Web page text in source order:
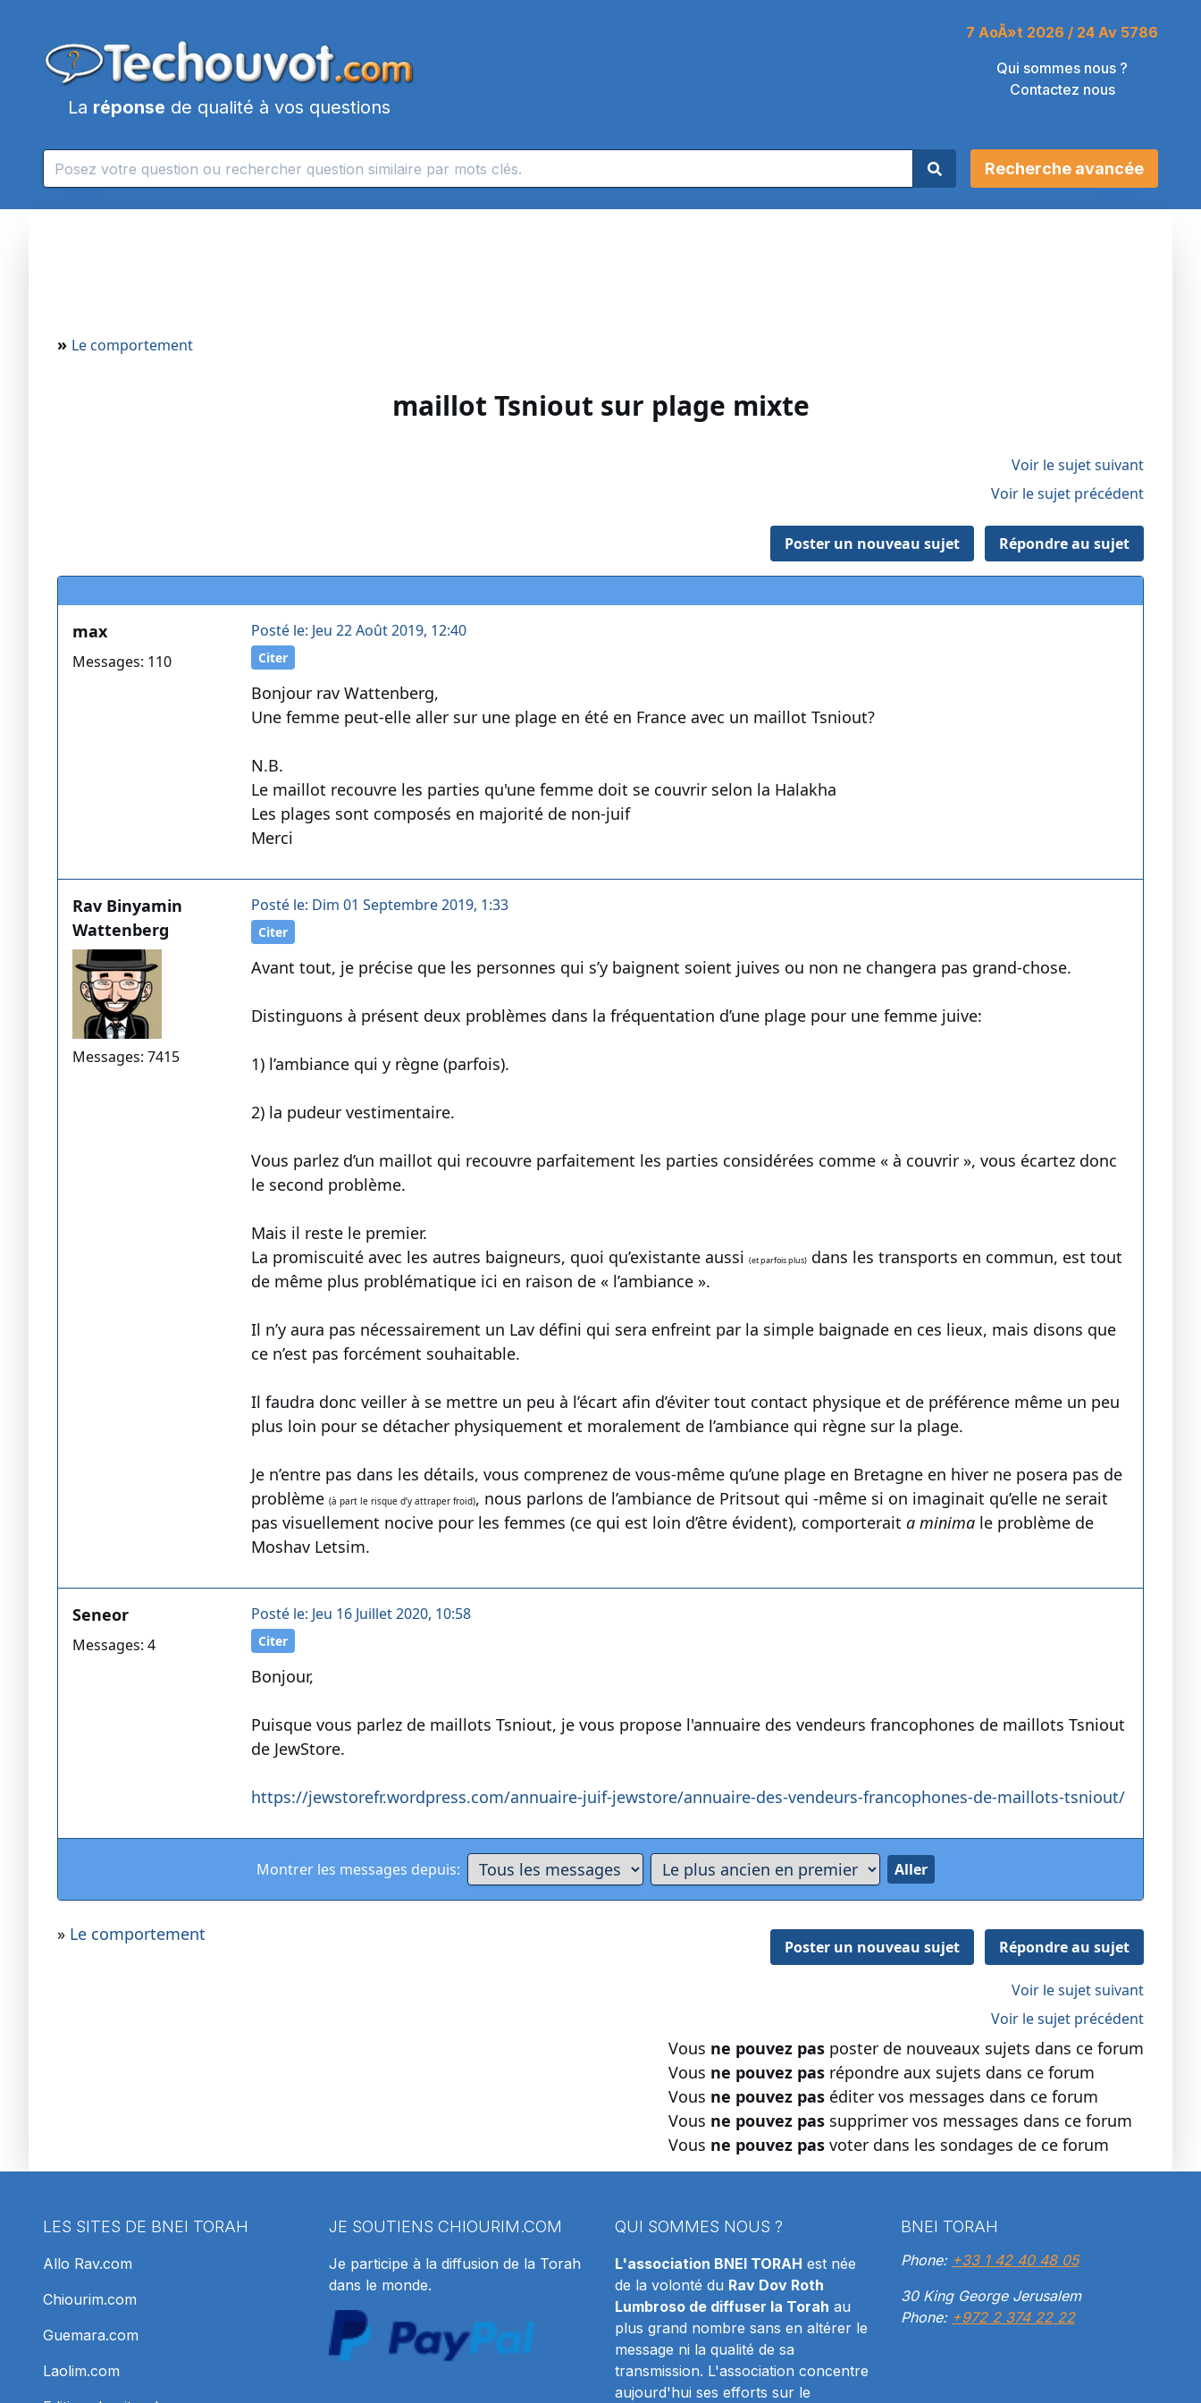
La réponse de qualité à vos questions
7 AoÃ»t 2026 / 24 Av 5786
Qui sommes nous ?
Contactez nous
Recherche avancée
» Le comportement
maillot Tsniout sur plage mixte
Voir le sujet suivant
Voir le sujet précédent
Poster un nouveau sujet Répondre au sujet
max
Messages: 110
Posté le: Jeu 22 Août 2019, 12:40
Citer
Bonjour rav Wattenberg,
Une femme peut-elle aller sur une plage en été en France avec un maillot Tsniout?
N.B.
Le maillot recouvre les parties qu'une femme doit se couvrir selon la Halakha
Les plages sont composés en majorité de non-juif
Merci
Rav Binyamin
Wattenberg
Messages: 7415
Posté le: Dim 01 Septembre 2019, 1:33
Citer
Avant tout, je précise que les personnes qui s’y baignent soient juives ou non ne changera pas grand-chose.
Distinguons à présent deux problèmes dans la fréquentation d’une plage pour une femme juive:
1) l’ambiance qui y règne (parfois).
2) la pudeur vestimentaire.
Vous parlez d’un maillot qui recouvre parfaitement les parties considérées comme « à couvrir », vous écartez donc
le second problème.
Mais il reste le premier.
La promiscuité avec les autres baigneurs, quoi qu’existante aussi (et parfois plus)dans les transports en commun, est tout
de même plus problématique ici en raison de « l’ambiance ».
Il n’y aura pas nécessairement un Lav défini qui sera enfreint par la simple baignade en ces lieux, mais disons que
ce n’est pas forcément souhaitable.
Il faudra donc veiller à se mettre un peu à l’écart afin d’éviter tout contact physique et de préférence même un peu
plus loin pour se détacher physiquement et moralement de l’ambiance qui règne sur la plage.
Je n’entre pas dans les détails, vous comprenez de vous-même qu’une plage en Bretagne en hiver ne posera pas de
problème (à part le risque d’y attraper froid), nous parlons de l’ambiance de Pritsout qui -même si on imaginait qu’elle ne serait
pas visuellement nocive pour les femmes (ce qui est loin d’être évident), comporterait a minimale problème de
Moshav Letsim.
Seneor
Messages: 4
Posté le: Jeu 16 Juillet 2020, 10:58
Citer
Bonjour,
Puisque vous parlez de maillots Tsniout, je vous propose l'annuaire des vendeurs francophones de maillots Tsniout
de JewStore.
https://jewstorefr.wordpress.com/annuaire-juif-jewstore/annuaire-des-vendeurs-francophones-de-maillots-tsniout/
Montrer les messages depuis:
» Le comportement
Poster un nouveau sujet Répondre au sujet
Voir le sujet suivant
Voir le sujet précédent
Vous ne pouvez pas poster de nouveaux sujets dans ce forum
Vous ne pouvez pas répondre aux sujets dans ce forum
Vous ne pouvez pas éditer vos messages dans ce forum
Vous ne pouvez pas supprimer vos messages dans ce forum
Vous ne pouvez pas voter dans les sondages de ce forum
LES SITES DE BNEI TORAH
Allo Rav.com
Chiourim.com
Guemara.com
Laolim.com
JE SOUTIENS CHIOURIM.COM
Je participe à la diffusion de la Torah
dans le monde.
QUI SOMMES NOUS ?
L'association BNEI TORAH est née
de la volonté du Rav Dov Roth
Lumbroso de diffuser la Torah au
plus grand nombre sans en altérer le
message ni la qualité de sa
transmission. L'association concentre
aujourd'hui ses efforts sur le
BNEI TORAH
Phone: +33 1 42 40 48 05
30 King George Jerusalem
Phone: +972 2 374 22 22